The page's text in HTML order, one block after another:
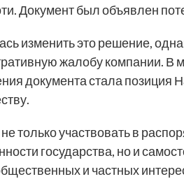
Документ был объявлен
изменить это решение,
жалобу компании. В
документа стала позиция
только участвовать в
государства, но и
и частных